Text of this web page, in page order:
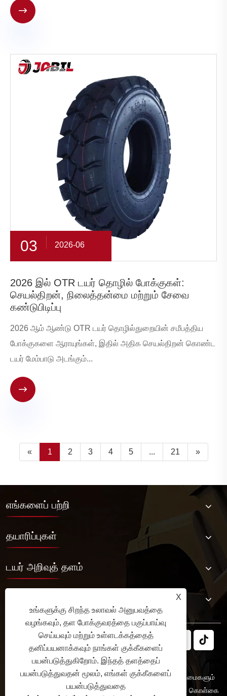

03 2026-06
2026 இல் OTR டயர் தொழில் போக்குகள்:
செயல்திறன், நிலைத்தன்மை மற்றும் சேவை
கண்டுபிடிப்பு
2026 ஆம் ஆண்டு OTR டயர் தொழில்துறையின் சமீபத்திய
போக்குகளை ஆராயுங்கள், இதில் அதிக செயல்திறன் கொண்ட
டயர் மேம்பாடு அடங்கும்...

« 1 2 3 4 5 ... 21 »
எங்களைப் பற்றி
தயாரிப்புகள்
டயர் அறிவுத் தளம்
பதிப்புரிமை © 2025 JABIL Rubber Co., Ltd. அனைத்து உரிமைகளும்
பாதுகாக்கப்பட்டவை.Links Sitemap RSS தனியுரிமைக் கொள்கை
X
உங்களுக்கு சிறந்த உலாவல் அனுபவத்தை
வழங்கவும், தள போக்குவரத்தை பகுப்பாய்வு
செய்யவும் மற்றும் உள்ளடக்கத்தைத்
தனிப்பயனாக்கவும் நாங்கள் குக்கீகளைப்
பயன்படுத்துகிறோம். இந்தத் தளத்தைப்
பயன்படுத்துவதன் மூலம், எங்கள் குக்கீகளைப்
பயன்படுத்துவதை